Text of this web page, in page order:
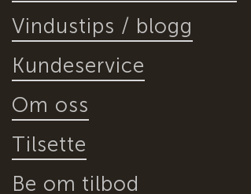
Vindustips / blogg
Kundeservice
Om oss
Tilsette
Be om tilbod